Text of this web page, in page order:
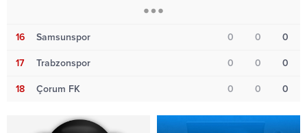
16 Samsunspor 0 0 0
17 Trabzonspor 0 0 0
18 Çorum FK 0 0 0